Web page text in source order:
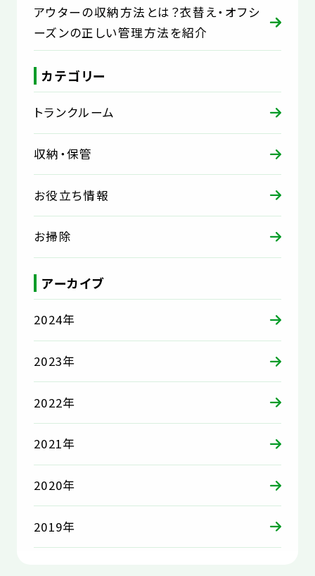
アウターの収納方法とは？衣替え・オフシ
ーズンの正しい管理方法を紹介
カテゴリー
トランクルーム
収納・保管
お役立ち情報
お掃除
アーカイブ
2024年
2023年
2022年
2021年
2020年
2019年